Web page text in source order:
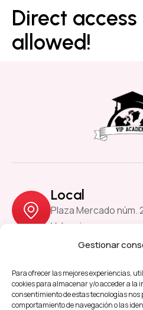
Gestionar
Para ofrecer las mejores experiencias,
cookies para almacenar y/o acceder a la
consentimiento de estas tecnologías
comportamiento de navegación o las
Direct access
allowed!
Local
Plaza Mercado núm.
Valencia